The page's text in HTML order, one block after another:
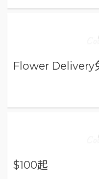
Flower Delivery
$100起